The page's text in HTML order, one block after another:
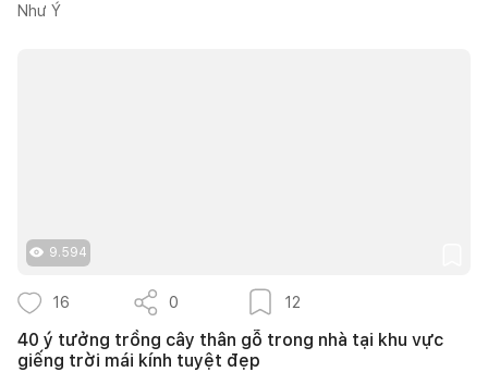
Như Ý
9.594
16 0 12
40 ý tưởng trồng cây thân gỗ trong nhà tại khu vực
giếng trời mái kính tuyệt đẹp